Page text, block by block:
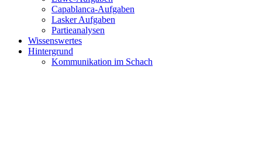
Capablanca-Aufgaben
Lasker Aufgaben
Partieanalysen
Wissenswertes
Hintergrund
Kommunikation im Schach